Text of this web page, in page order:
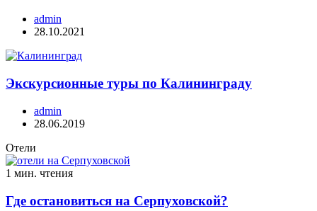
admin
28.10.2021
Экскурсионные туры по Калининграду
admin
28.06.2019
Отели
1 мин. чтения
Где остановиться на Серпуховской?